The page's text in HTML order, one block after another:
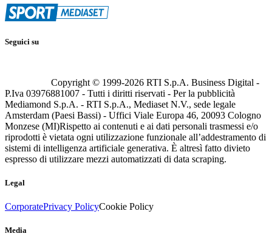
Seguici su
Copyright © 1999-2026 RTI S.p.A. Business Digital -
P.Iva 03976881007 - Tutti i diritti riservati - Per la pubblicità
Mediamond S.p.A. - RTI S.p.A., Mediaset N.V., sede legale
Amsterdam (Paesi Bassi) - Uffici Viale Europa 46, 20093 Cologno
Monzese (MI)Rispetto ai contenuti e ai dati personali trasmessi e/o
riprodotti è vietata ogni utilizzazione funzionale all’addestramento di
sistemi di intelligenza artificiale generativa. È altresì fatto divieto
espresso di utilizzare mezzi automatizzati di data scraping.
Legal
CorporatePrivacy PolicyCookie Policy
Media